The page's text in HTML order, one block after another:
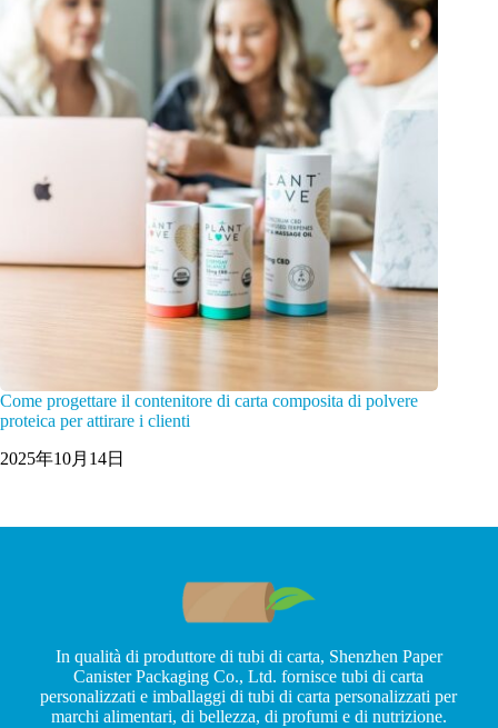
Come progettare il contenitore di carta composita di polvere
proteica per attirare i clienti
2025年10月14日
In qualità di produttore di tubi di carta, Shenzhen Paper
Canister Packaging Co., Ltd. fornisce tubi di carta
personalizzati e imballaggi di tubi di carta personalizzati per
marchi alimentari, di bellezza, di profumi e di nutrizione.